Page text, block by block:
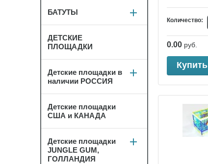
Количество:
0.00 руб.
Купить
БАТУТЫ
ДЕТСКИЕ
ПЛОЩАДКИ
Детские площадки в
наличии РОССИЯ
Детские площадки
США и КАНАДА
Детские площадки
JUNGLE GUM,
ГОЛЛАНДИЯ